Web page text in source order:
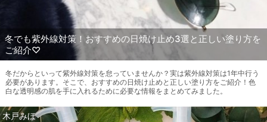
冬でも紫外線対策！おすすめの日焼け止め3選と正しい塗り方を
ご紹介♡
冬だからといって紫外線対策を怠っていませんか？実は紫外線対策は1年中行う
必要があります。そこで、おすすめの日焼け止めと正しい塗り方をご紹介！色
白な透明感の肌を手に入れるために必要な情報をまとめてみました。
木戸みほ